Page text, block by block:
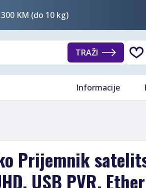
KM (do 10 kg)
TRAŽI
Informacije
Prijemnik
USB PVR,